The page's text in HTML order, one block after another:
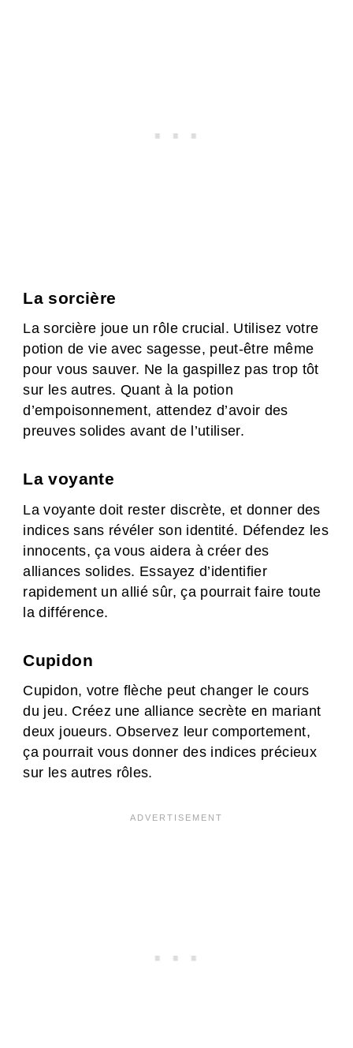
La sorcière
La sorcière joue un rôle crucial. Utilisez votre
potion de vie avec sagesse, peut-être même
pour vous sauver. Ne la gaspillez pas trop tôt
sur les autres. Quant à la potion
d’empoisonnement, attendez d’avoir des
preuves solides avant de l’utiliser.
La voyante
La voyante doit rester discrète, et donner des
indices sans révéler son identité. Défendez les
innocents, ça vous aidera à créer des
alliances solides. Essayez d’identifier
rapidement un allié sûr, ça pourrait faire toute
la différence.
Cupidon
Cupidon, votre flèche peut changer le cours
du jeu. Créez une alliance secrète en mariant
deux joueurs. Observez leur comportement,
ça pourrait vous donner des indices précieux
sur les autres rôles.